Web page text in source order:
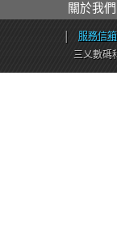
關於我們
服務信箱
三乂數碼